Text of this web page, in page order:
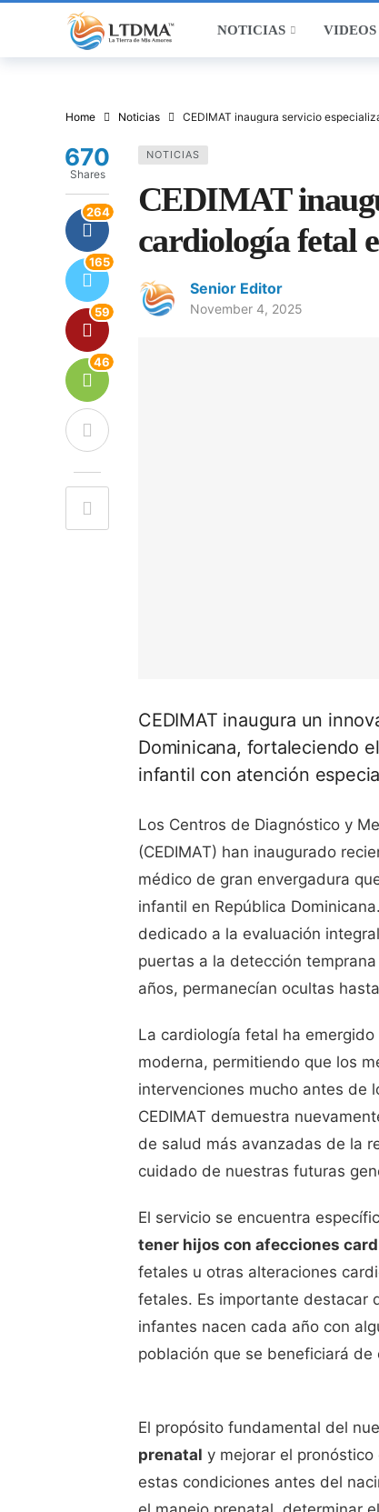
NOTICIAS VIDEOS
Home Noticias CEDIMAT inaugura servicio
NOTICIAS
CEDIMAT
cardiología fetal
Senior Editor
November 4, 2025
670
Shares
264
165
59
46
CEDIMAT inaugura un
Dominicana, fortaleciendo
infantil con atención
Los Centros de Diagnóstico y
(CEDIMAT) han inaugurado
médico de gran envergadura
infantil en República
dedicado a la evaluación
puertas a la detección
años, permanecían ocultas
La cardiología fetal ha
moderna, permitiendo que los
intervenciones mucho antes de
CEDIMAT demuestra
de salud más avanzadas de la
cuidado de nuestras futuras
El servicio se encuentra
tener hijos con afecciones
fetales u otras alteraciones
fetales. Es importante destacar
infantes nacen cada año con
población que se beneficiará de
El propósito fundamental del
prenatal y mejorar el
estas condiciones antes del